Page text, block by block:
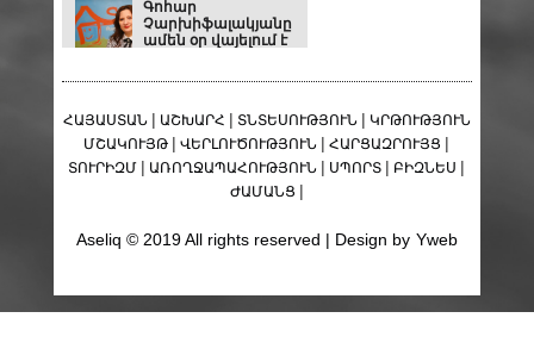
Գոհար
Չարխիֆալակյանը
ամեն օր վայելում է
աղմկոտ, բայցև
ներդաշնակ ՏՆԱԿ-
որակ.Ամբա Գրուպ
Յուրաքանչյուր
փոխպատվաստում
մեթոդներ
ՀԱՅԱՍՏԱՆ | ԱՇԽԱՐՀ | ՏՆՏԵՍՈՒԹՅՈՒՆ | ԿՐԹՈՒԹՅՈՒՆ
ՄՇԱԿՈՒՅԹ|ՎԵՐԼՈՒԾՈՒԹՅՈՒՆ |ՀԱՐՑԱԶՐՈՒՅՑ |
ՏՈՒՐԻԶՄ| ԱՌՈՂՋԱՊԱՀՈՒԹՅՈՒՆ | ՍՊՈՐՏ| ԲԻԶՆԵՍ |
ԺԱՄԱՆՑ|
Aseliq © 2019 All rights reserved | Design by Yweb